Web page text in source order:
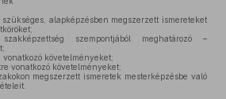
alapképzésben megszerzett ismereteket
szempontjából meghatározó –
követelményeket;
vonatkozó követelményeket;
megszerzett ismeretek mesterképzésbe való